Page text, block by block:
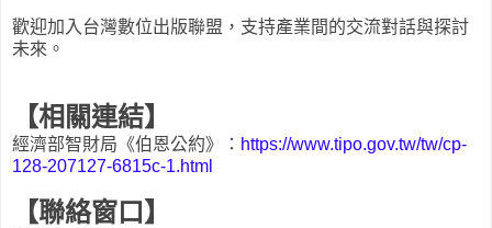
歡迎加入台灣數位出版聯盟，支持產業間的交流對話與探討
未來。
【相關連結】
經濟部智財局《伯恩公約》： https://www.tipo.gov.tw/tw/cp-
128-207127-6815c-1.html
【聯絡窗口】